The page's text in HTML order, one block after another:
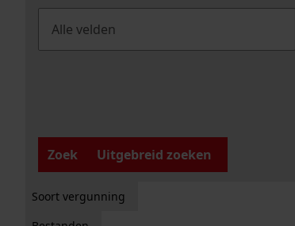
Zoek
Uitgebreid zoeken
Soort vergunning